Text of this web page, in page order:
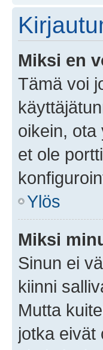
Miksi en
Tämä voi
oikein, ota
et ole
Ylös
Miksi
Sinun ei
kiinni
Mutta
jotka eivät